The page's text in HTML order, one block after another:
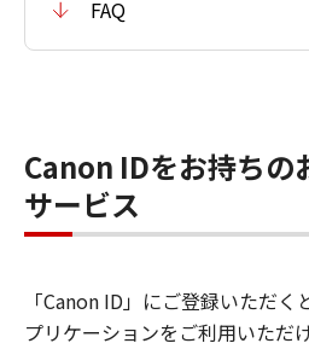
FAQ
Canon IDをお持ちの
サービス
「Canon ID」にご登録いただ
プリケーションをご利用いただけ